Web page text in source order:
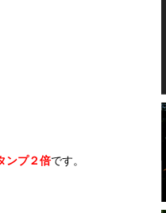
ンプ２倍です。